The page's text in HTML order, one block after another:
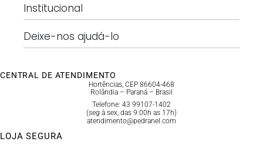
Institucional
Deixe-nos ajudá-lo
CENTRAL DE ATENDIMENTO
Hortências, CEP 86604-468
Rolândia – Paraná – Brasil
Telefone: 43 99107-1402
(seg à sex, das 9:00h as 17h)
atendimento@pedranel.com
LOJA SEGURA